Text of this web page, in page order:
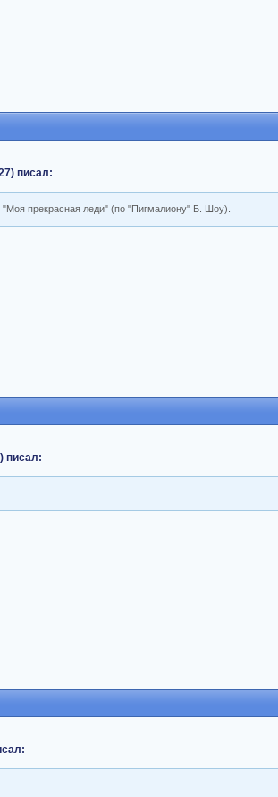
писал:
прекрасная леди" (по "Пигмалиону" Б. Шоу).
писал: